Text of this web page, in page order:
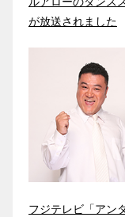
が放送されました
フジテレビ「アン